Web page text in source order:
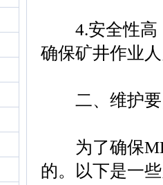
4.安全性高：
确保矿井作业
二、维护要
为了确保
的。以下是一